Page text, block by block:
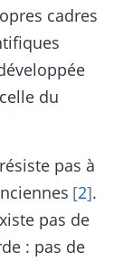
cadres
du
pas à
2 .
pas de
: pas de